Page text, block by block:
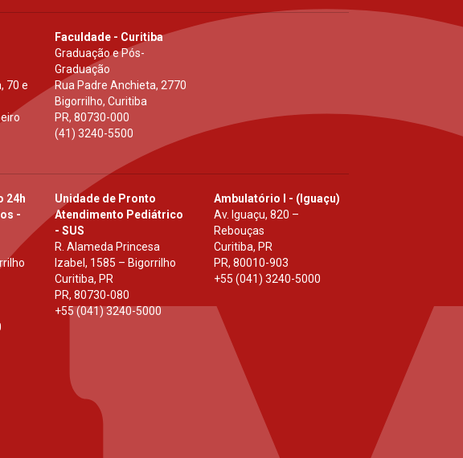
70 e
Faculdade - Curitiba
Graduação e Pós-
Graduação
Rua Padre Anchieta, 2770
Bigorrilho, Curitiba
PR, 80730-000
(41) 3240-5500
24h
-
Unidade de Pronto
Atendimento Pediátrico
- SUS
R. Alameda Princesa
Izabel, 1585 – Bigorrilho
Curitiba, PR
PR, 80730-080
+55 (041) 3240-5000
Ambulatório I - (Iguaçu)
Av. Iguaçu, 820 –
Rebouças
Curitiba, PR
PR, 80010-903
+55 (041) 3240-5000